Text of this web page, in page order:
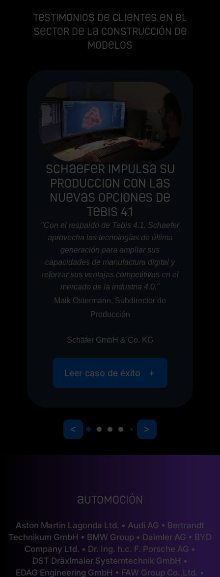
Testimonios de clientes en el
sector de la construcción de
modelos
Kestermann, la
fiabilidad es la clave
Tebis fue el sistema CAM elegido
desde el principio.
"Durante todos estos años, Tebis
nos ha guiado y apoyado en el
crecimiento de nuestra empresa,
siempre con flexibilidad y
coherencia."
Christoph Kestermann, Director
Gerente de
Kestermann GmbH & Co. KG
Leer caso de éxito
< >
Automoción
Aston Martin Lagonda Ltd. • Audi AG • Bertrandt
Technikum GmbH • BMW Group • Daimler AG • BYD
Company Ltd. • Dr. Ing. h.c. F. Porsche AG •
DST Dräxlmaier Systemtechnik GmbH •
EDAG Engineering GmbH • FAW Group Co.,Ltd. •